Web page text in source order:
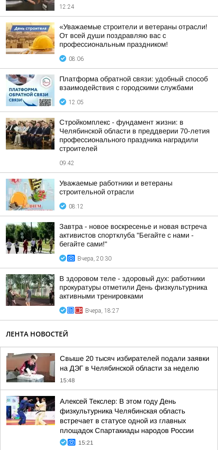
12:24
«Уважаемые строители и ветераны отрасли!
От всей души поздравляю вас с
профессиональным праздником!
08:06
Платформа обратной связи: удобный способ
взаимодействия с городскими службами
12:05
Стройкомплекс - фундамент жизни: в
Челябинской области в преддверии 70-летия
профессионального праздника наградили
строителей
09:42
Уважаемые работники и ветераны
строительной отрасли
08:12
Завтра - новое воскресенье и новая встреча
активистов спортклуба "Бегайте с нами -
бегайте сами!"
Вчера, 20:30
В здоровом теле - здоровый дух: работники
прокуратуры отметили День физкультурника
активными тренировками
Вчера, 18:27
ЛЕНТА НОВОСТЕЙ
Свыше 20 тысяч избирателей подали заявки
на ДЭГ в Челябинской области за неделю
15:48
Алексей Текслер: В этом году День
физкультурника Челябинская область
встречает в статусе одной из главных
площадок Спартакиады народов России
15:21